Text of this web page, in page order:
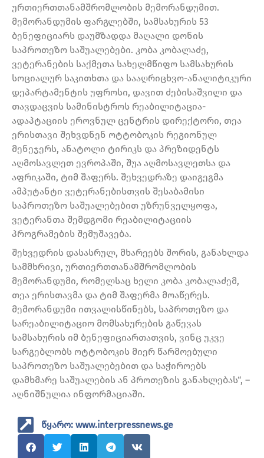
ურთიერთთანამშრომლობის მემორანდუმით.
მემორანდუმის ფარგლებში, სამსახურის 53
ბენეფიციარს დაუმზადდა მაღალი დონის
საპროთეზო საშუალებები. კობა კობალაძე,
ვეტერანების საქმეთა სახელმწიფო სამსახურის
სოციალურ საკითხთა და სააღრიცხვო-ანალიტიკური
დეპარტამენტის უფროსი, დავით ძებისაშვილი და
თავდაცვის სამინისტროს რეაბილიტაცია-
ადაპტაციის ეროვნულ ცენტრის დირექტორი, თეა
ერისთავი შეხვდნენ ოტტობოკის რეგიონულ
მენეჯერს, ანატოლი ტირიკს და პრეზიდენტს
აღმოსავლეთ ევროპაში, შუა აღმოსავლეთსა და
აფრიკაში, ტიმ შაფერს. შეხვედრაზე დაიგეგმა
ამპუტანტი ვეტერანებისთვის შესაბამისი
საპროთეზო საშუალებებით უზრუნველყოფა,
ვეტერანთა შემდგომი რეაბილიტაციის
პროგრამების შემუშავება.
შეხვედრის დასასრულ, მხარეებს შორის, განახლდა
სამმხრივი, ურთიერთთანამშრომლობის
მემორანდუმი, რომელსაც ხელი კობა კობალაძემ,
თეა ერისთავმა და ტიმ შაფერმა მოაწერეს.
მემორანდუმი ითვალისწინებს, საპროთეზო და
სარეაბილიტაციო მომსახურების გაწევას
სამსახურის იმ ბენეფიციართათვის, ვინც უკვე
სარგებლობს ოტტობოკის მიერ წარმოებული
საპროთეზო საშუალებებით და საჭიროებს
დამხმარე საშუალების ან პროთეზის განახლებას“, –
აღნიშნულია ინფორმაციაში.
წყარო: www.interpressnews.ge